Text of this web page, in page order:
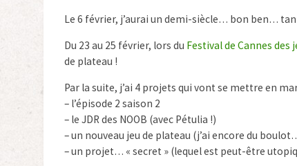
Le 6 février, j’aurai un demi-siècle… bon ben…
Du 23 au 25 février, lors du Festival de Cannes des
de plateau !
Par la suite, j’ai 4 projets qui vont se mettre en
– l’épisode 2 saison 2
– le JDR des NOOB (avec Pétulia !)
– un nouveau jeu de plateau (j’ai encore du
– un projet… « secret » (lequel est peut-être